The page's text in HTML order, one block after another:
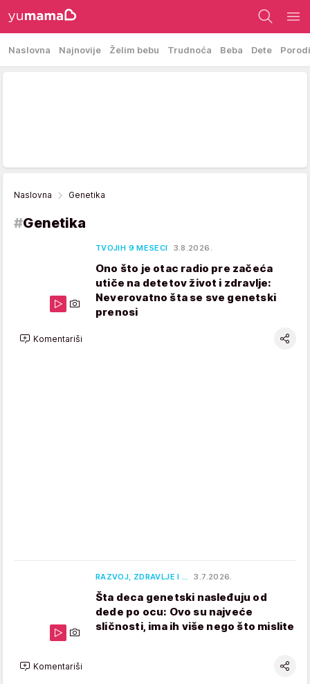
Naslovna Najnovije Želim bebu Trudnoća Beba Dete
Naslovna Genetika
#Genetika
TVOJIH 9 MESECI 3.8.2026.
Ono što je otac radio pre začeća
utiče na detetov život i zdravlje:
Neverovatno šta se sve genetski
prenosi
Komentariši
RAZVOJ, ZDRAVLJE I … 3.7.2026.
Šta deca genetski nasleđuju od
dede po ocu: Ovo su najveće
sličnosti, ima ih više nego što mislite
Komentariši